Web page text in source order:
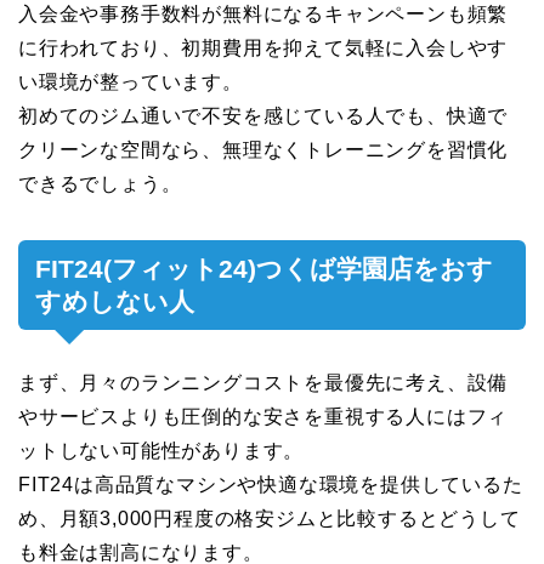
入会金や事務手数料が無料になるキャンペーンも頻繁
に行われており、初期費用を抑えて気軽に入会しやす
い環境が整っています。
初めてのジム通いで不安を感じている人でも、快適で
クリーンな空間なら、無理なくトレーニングを習慣化
できるでしょう。
FIT24(フィット24)つくば学園店をおす
すめしない人
まず、月々のランニングコストを最優先に考え、設備
やサービスよりも圧倒的な安さを重視する人にはフィ
ットしない可能性があります。
FIT24は高品質なマシンや快適な環境を提供しているた
め、月額3,000円程度の格安ジムと比較するとどうして
も料金は割高になります。